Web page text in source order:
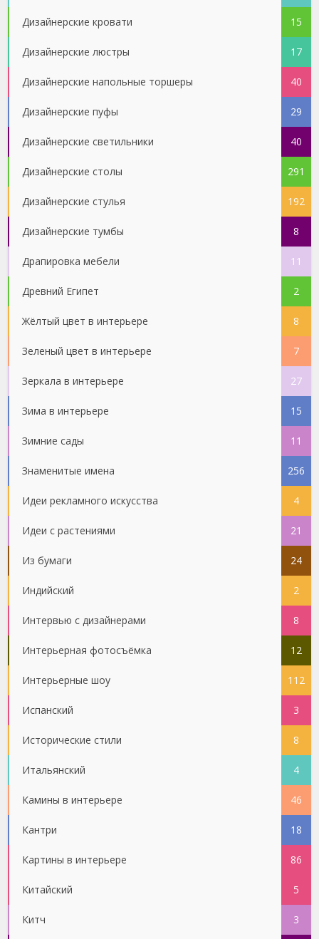
Дизайнерские кровати 15
Дизайнерские люстры 17
Дизайнерские напольные торшеры 40
Дизайнерские пуфы 29
Дизайнерские светильники 40
Дизайнерские столы 291
Дизайнерские стулья 192
Дизайнерские тумбы 8
Драпировка мебели 11
Древний Египет 2
Жёлтый цвет в интерьере 8
Зеленый цвет в интерьере 7
Зеркала в интерьере 27
Зима в интерьере 15
Зимние сады 11
Знаменитые имена 256
Идеи рекламного искусства 4
Идеи с растениями 21
Из бумаги 24
Индийский 2
Интервью с дизайнерами 8
Интерьерная фотосъёмка 12
Интерьерные шоу 112
Испанский 3
Исторические стили 8
Итальянский 4
Камины в интерьере 46
Кантри 18
Картины в интерьере 86
Китайский 5
Китч 3